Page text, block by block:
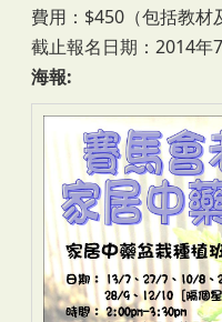
費用：$450（包括教材
截止報名日期：2014年
海報: